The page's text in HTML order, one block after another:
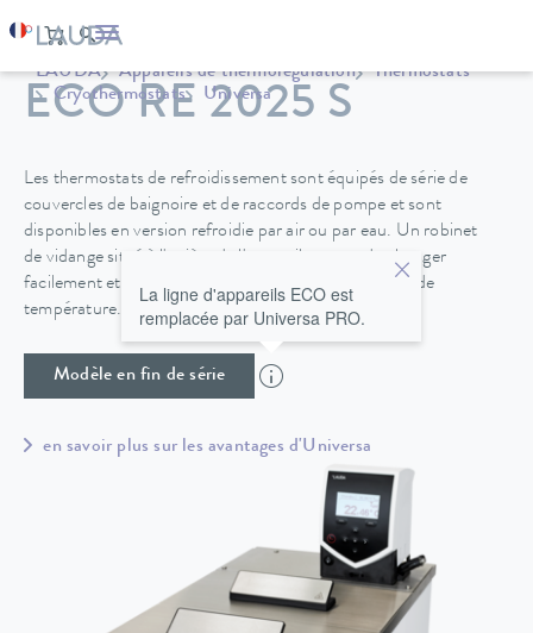
LAUDA Appareils de thermorégulation
Thermostats
Cryothermostats
Universa
ECO RE 2025 S
Les thermostats de refroidissement sont équipés de série de
couvercles de baignoire et de raccords de pompe et sont
disponibles en version refroidie par air ou par eau. Un robinet
de vidange situé à l'arrière de l'appareil permet de changer
facilement et en toute sécurité le fluide de régulation de
température.
Modèle en fin de série
La ligne d'appareils ECO est
remplacée par Universa PRO.
en savoir plus sur les avantages d'Universa